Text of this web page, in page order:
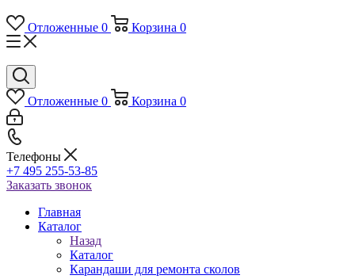
Отложенные 0 Корзина 0
Отложенные 0 Корзина 0
Телефоны
+7 495 255-53-85
Заказать звонок
Главная
Каталог
Назад
Каталог
Карандаши для ремонта сколов